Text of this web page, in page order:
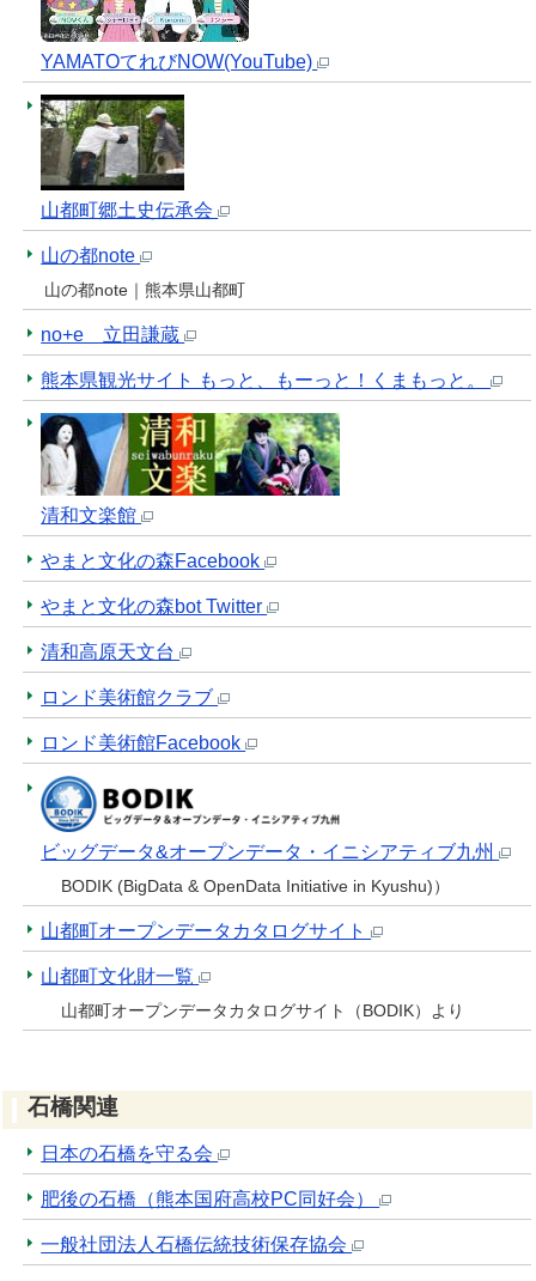
YAMATOてれびNOW(YouTube)
山都町郷土史伝承会
山の都note
山の都note｜熊本県山都町
no+e 立田謙蔵
熊本県観光サイト もっと、もーっと！くまもっと。
清和文楽館
やまと文化の森Facebook
やまと文化の森bot Twitter
清和高原天文台
ロンド美術館クラブ
ロンド美術館Facebook
ビッグデータ&オープンデータ・イニシアティブ九州
BODIK (BigData & OpenData Initiative in Kyushu)）
山都町オープンデータカタログサイト
山都町文化財一覧
山都町オープンデータカタログサイト（BODIK）より
石橋関連
日本の石橋を守る会
肥後の石橋（熊本国府高校PC同好会）
一般社団法人石橋伝統技術保存協会